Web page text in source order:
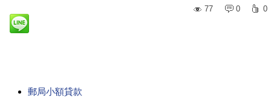
77
0 0
郵局小額貸款